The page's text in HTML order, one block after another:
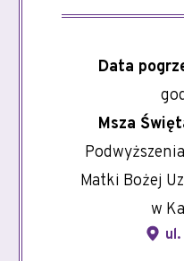
Data
Msza
Matki Bożej
w